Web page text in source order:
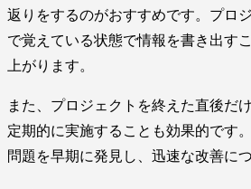
返りをするのがおすすめです。プロ
で覚えている状態で情報を書き出す
上がります。
また、プロジェクトを終えた直後だ
定期的に実施することも効果的です
問題を早期に発見し、迅速な改善に